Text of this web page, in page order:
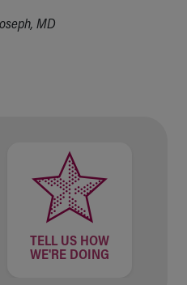
MD
TELL US HOW
WE'RE DOING